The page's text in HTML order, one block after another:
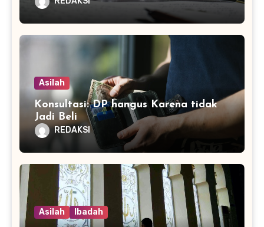
Asilah
Konsultasi: DP hangus Karena tidak
Jadi Beli
REDAKSI
Asilah Ibadah